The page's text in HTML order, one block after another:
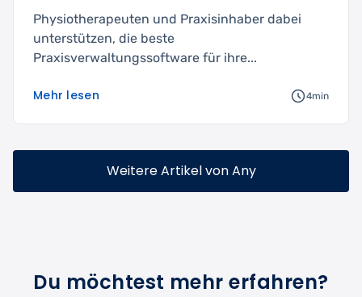
Physiotherapeuten und Praxisinhaber dabei
unterstützen, die beste
Praxisverwaltungssoftware für ihre...
Mehr lesen 4min
Weitere Artikel von Any
Du möchtest mehr erfahren?